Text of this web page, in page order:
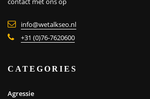
info@wetalkseo.nl
+31 (0)76-7620600
CATEGORIES
Agressie